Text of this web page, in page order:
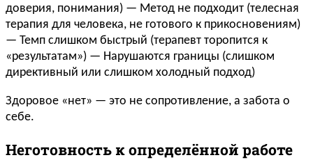
доверия, понимания) — Метод не подходит (телесная
терапия для человека, не готового к прикосновениям)
— Темп слишком быстрый (терапевт торопится к
«результатам») — Нарушаются границы (слишком
директивный или слишком холодный подход)
Здоровое «нет» — это не сопротивление, а забота о
себе.
Неготовность к определённой работе